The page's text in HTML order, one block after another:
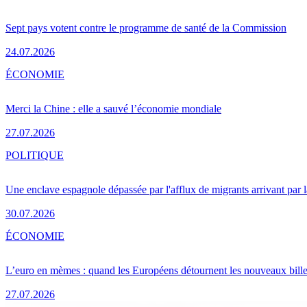
Sept pays votent contre le programme de santé de la Commission
24.07.2026
Merci la Chine : elle a sauvé l’économie mondiale
27.07.2026
ÉCONOMIE
Une enclave espagnole dépassée par l'afflux de migrants arrivant par
30.07.2026
POLITIQUE
L’euro en mèmes : quand les Européens détournent les nouveaux
27.07.2026
ÉCONOMIE